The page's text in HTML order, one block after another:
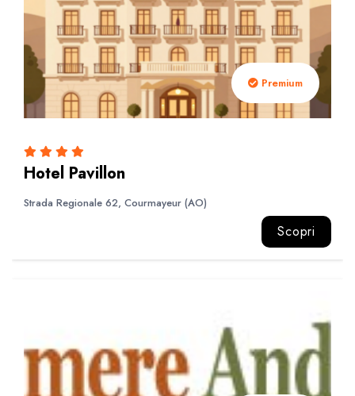
Premium
Hotel Pavillon
Strada Regionale 62, Courmayeur (AO)
Scopri